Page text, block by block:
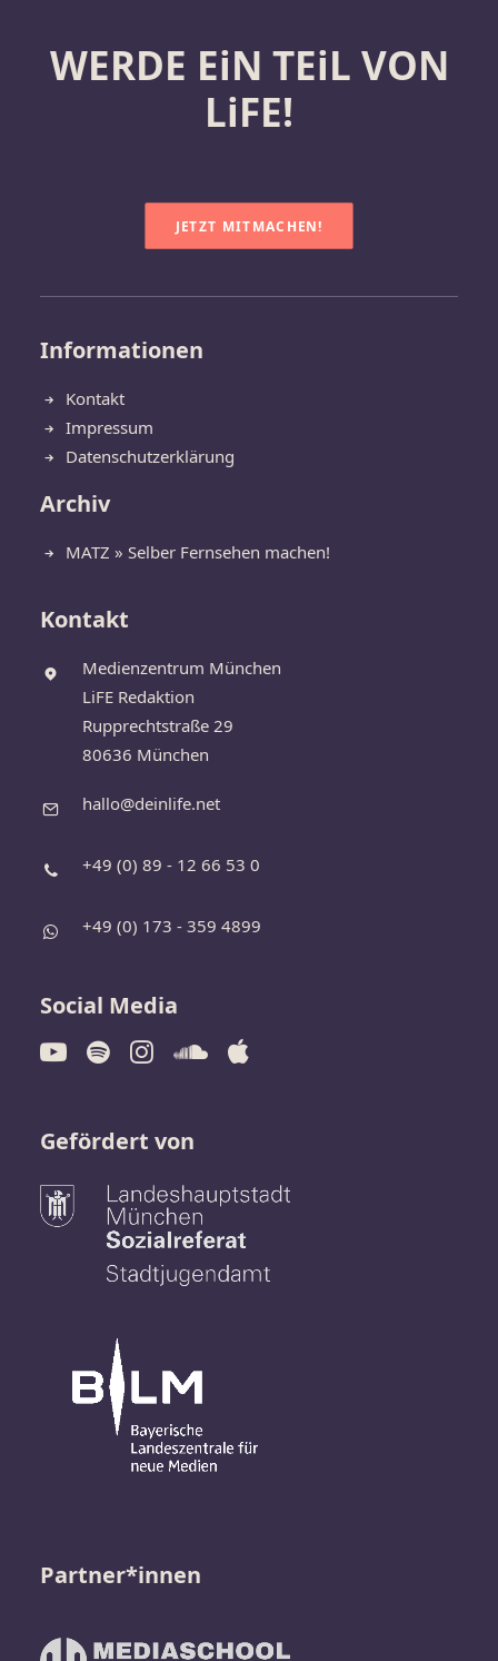
WERDE EiN TEiL VON
LiFE!
JETZT MITMACHEN!
Informationen
Kontakt
Impressum
Datenschutzerklärung
Archiv
MATZ » Selber Fernsehen machen!
Kontakt
Medienzentrum München
LiFE Redaktion
Rupprechtstraße 29
80636 München
hallo@deinlife.net
+49 (0) 89 - 12 66 53 0
+49 (0) 173 - 359 4899
Social Media
Gefördert von
Partner*innen